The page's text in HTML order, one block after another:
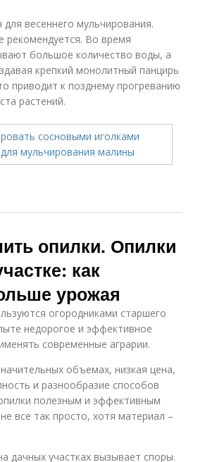
весеннего мульчирования.
рекомендуется. Во время
большое количество воды, а
крепкий монолитный панцирь
приводит к позднему прогреванию
растений.
опилки. Опилки
как
урожая
огородниками старшего
недорогое и эффективное
современные аграрии.
объемах, низкая цена,
и разнообразие способов
полезным и эффективным
все так просто, хотя материал –
дачных участках вызывает споры.